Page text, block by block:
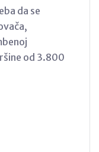
da se
od 3.800